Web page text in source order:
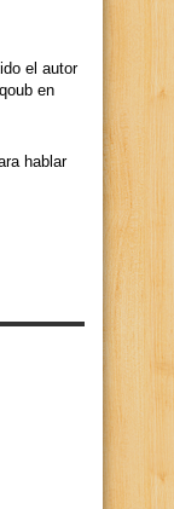
el autor
en
hablar